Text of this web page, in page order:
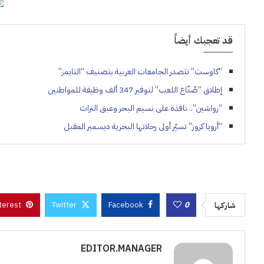
قد تعجبك أيضاً
“كاوست” تتصدر الجامعات العربية بتصنيف “التايمز”
إطلاق “صُنّاع اللعب” لتوفير 347 ألف وظيفة للمواطنين
“رواشين”.. نافذة على نسيم البحر وعبق التراث
“أرويا كروز” تسيّر أولى رحلاتها البحرية ديسمبر المقبل
شاركها 0
Facebook
Twitter
EDITOR.MANAGER